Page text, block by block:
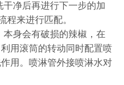
干净后再进行下一步的加
来进行匹配。
身会有破损的辣椒，在
用滚筒的转动同时配置喷
用。喷淋管外接喷淋水对